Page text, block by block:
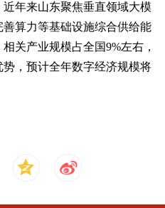
年来山东聚焦垂直领域大模
算力等基础设施综合供给能
关产业规模占全国9%左右，
，预计全年数字经济规模将